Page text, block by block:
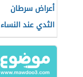
أعراض سرطان
الثدي عند النساء